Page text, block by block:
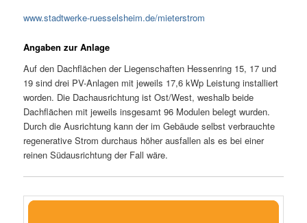
www.stadtwerke-ruesselsheim.de/mieterstrom
Angaben zur Anlage
Auf den Dachflächen der Liegenschaften Hessenring 15, 17 und
19 sind drei PV-Anlagen mit jeweils 17,6 kWp Leistung installiert
worden. Die Dachausrichtung ist Ost/West, weshalb beide
Dachflächen mit jeweils insgesamt 96 Modulen belegt wurden.
Durch die Ausrichtung kann der im Gebäude selbst verbrauchte
regenerative Strom durchaus höher ausfallen als es bei einer
reinen Südausrichtung der Fall wäre.